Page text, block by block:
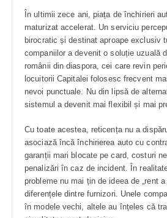
În ultimii zece ani, piața de închirieri
maturizat accelerat. Un serviciu
birocratic și destinat aproape exclusiv
companiilor a devenit o soluție uzuală
românii din diaspora, cei care revin
locuitorii Capitalei folosesc frecvent
nevoi punctuale. Nu din lipsă de
sistemul a devenit mai flexibil și mai
Cu toate acestea, reticența nu a
asociază încă închirierea auto cu
garanții mari blocate pe card, costuri
penalizări în caz de incident. În
probleme nu mai țin de ideea de „rent
diferențele dintre furnizori. Unele
în modele vechi, altele au înțeles că